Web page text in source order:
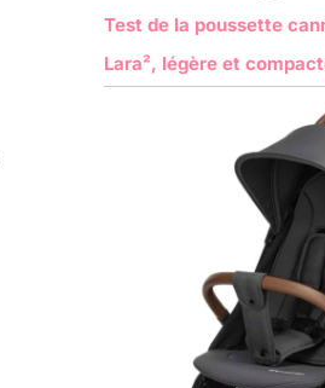
Test de la poussette
Lara², légère et